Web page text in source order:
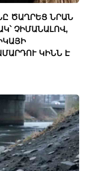
ԾԱՂՐԵՑ ՆՐԱՆ
ՉԻՄԱՆԱԼՈՎ,
ԿԻՆՆ Է